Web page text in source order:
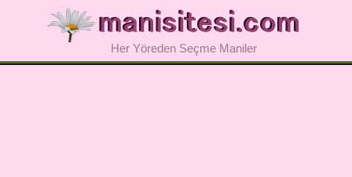
Her Yöreden Seçme Maniler